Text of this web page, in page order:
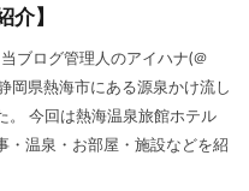
介】
ブログ管理人のアイハナ(＠
岡県熱海市にある源泉かけ流し
。 今回は熱海温泉旅館ホテル
・温泉・お部屋・施設などを紹